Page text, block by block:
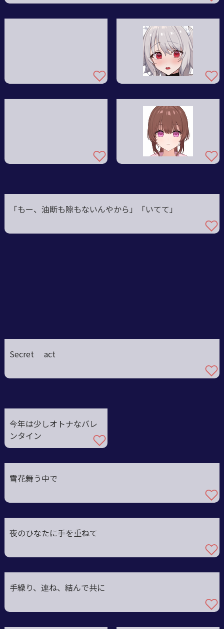
「もー、油断も隙もないんやから」「いてて」
Secret act
今年は少しオトナなバレ
ンタイン
雪花舞う中で
夜のひなたに手を重ねて
手繰り、連ね、結んで共に